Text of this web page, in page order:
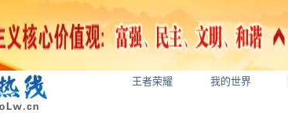
王者荣耀 我的世界